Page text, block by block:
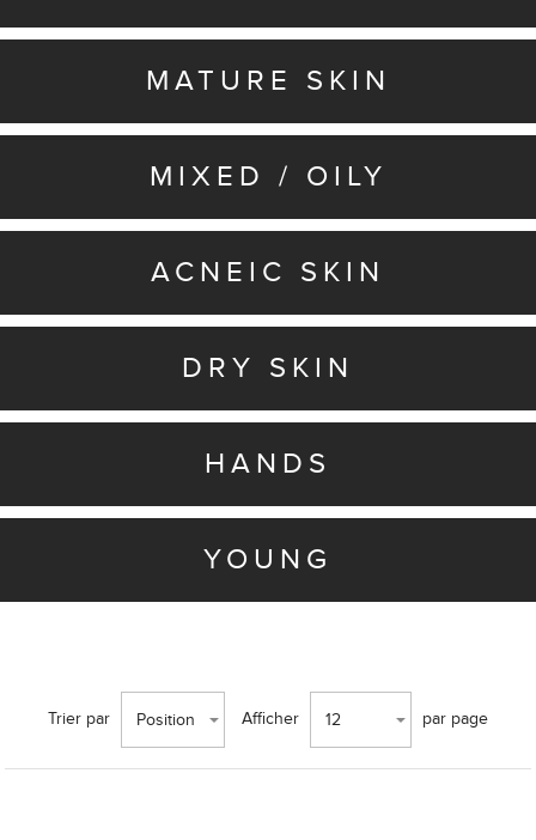
MATURE SKIN
MIXED / OILY
ACNEIC SKIN
DRY SKIN
HANDS
YOUNG
Trier par Position Afficher 12 par page